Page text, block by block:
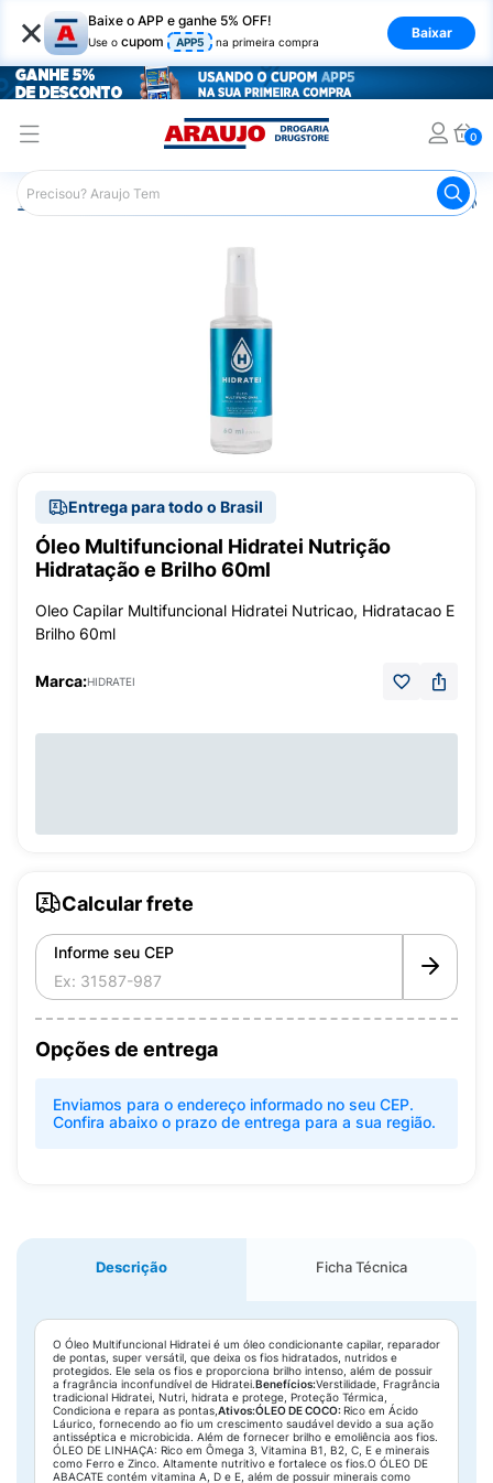
× Baixe o APP e ganhe 5% OFF!
Use o cupom APP5 na primeira compra
Baixar
0
Araujo Cabelo Óleo
Entrega para todo o Brasil
Óleo Multifuncional Hidratei Nutrição
Hidratação e Brilho 60ml
Oleo Capilar Multifuncional Hidratei Nutricao, Hidratacao E
Brilho 60ml
Marca:HIDRATEI
Calcular frete
Informe seu CEP
Opções de entrega
Enviamos para o endereço informado no seu CEP.
Confira abaixo o prazo de entrega para a sua região.
Descrição Ficha Técnica
O Óleo Multifuncional Hidratei é um óleo condicionante capilar, reparador
de pontas, super versátil, que deixa os fios hidratados, nutridos e
protegidos. Ele sela os fios e proporciona brilho intenso, além de possuir
a fragrância inconfundível de Hidratei.Benefícios:Verstilidade, Fragrância
tradicional Hidratei, Nutri, hidrata e protege, Proteção Térmica,
Condiciona e repara as pontas, Ativos:ÓLEO DE COCO:Rico em Ácido
Láurico, fornecendo ao fio um crescimento saudável devido a sua ação
antisséptica e microbicida. Além de fornecer brilho e emoliência aos fios.
ÓLEO DE LINHAÇA: Rico em Ômega 3, Vitamina B1, B2, C, E e minerais
como Ferro e Zinco. Altamente nutritivo e fortalece os fios.O ÓLEO DE
ABACATE contém vitamina A, D e E, além de possuir minerais como